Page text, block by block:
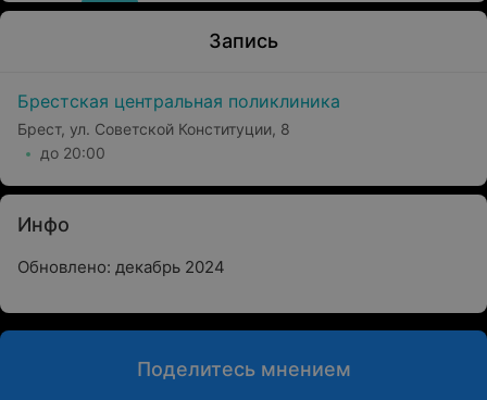
Запись
Брестская центральная поликлиника
Брест, ул. Советской Конституции, 8
до 20:00
Инфо
Обновлено: декабрь 2024
Поделитесь мнением